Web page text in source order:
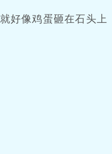
好像鸡蛋砸在石头上